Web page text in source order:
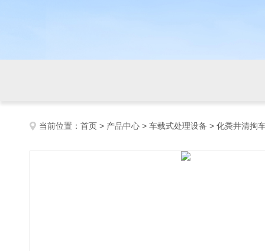
当前位置： 首页 > 产品中心 > 车载式处理设备 > 化粪井清掏